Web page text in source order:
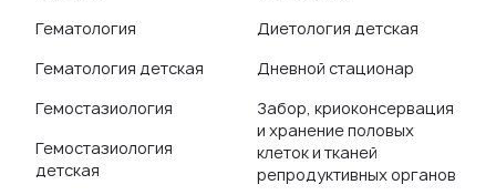
Гематология
Гематология детская
Гемостазиология
Гемостазиология
детская
Диетология детская
Дневной стационар
Забор, криоконсервация
и хранение половых
клеток и тканей
репродуктивных органов